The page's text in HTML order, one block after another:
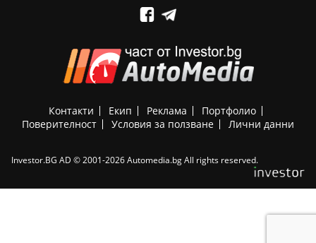
Контакти Екип Реклама
Портфолио
Поверителност
Условия за ползване Лични данни
Investor.BG AD © 2001-2026 Automedia.bg All rights reserved.